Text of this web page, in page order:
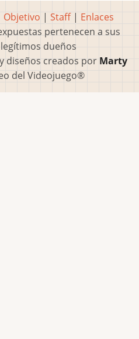
Objetivo | Staff| Enlaces
pertenecen a sus
dueños
diseños creados por Marty
del Videojuego®